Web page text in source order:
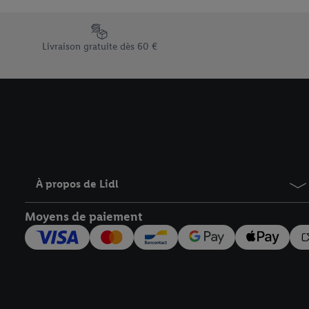
Élément du pied de page avec les différents arguments de
Livraison gratuite dès 60 €
À propos de Lidl
Moyens de paiement
informations sur la